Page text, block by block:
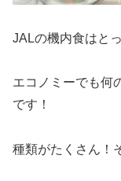
JALの機内食はと
エコノミーでも何
です！
種類がたくさん！